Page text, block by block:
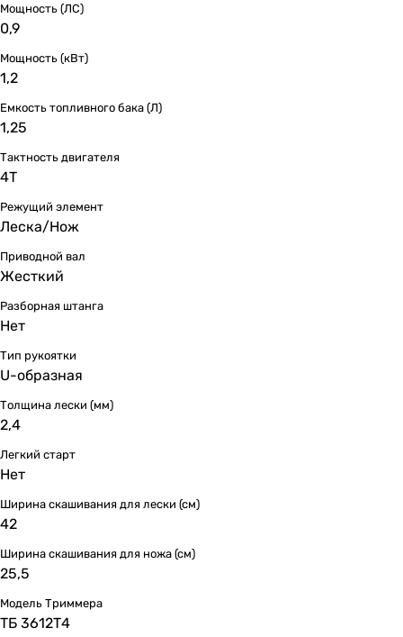
Мощность (ЛС)
0,9
Мощность (кВт)
1,2
Емкость топливного бака (Л)
1,25
Тактность двигателя
4Т
Режущий элемент
Леска/Нож
Приводной вал
Жесткий
Разборная штанга
Нет
Тип рукоятки
U-образная
Толщина лески (мм)
2,4
Легкий старт
Нет
Ширина скашивания для лески (см)
42
Ширина скашивания для ножа (см)
25,5
Модель Триммера
ТБ 3612Т4